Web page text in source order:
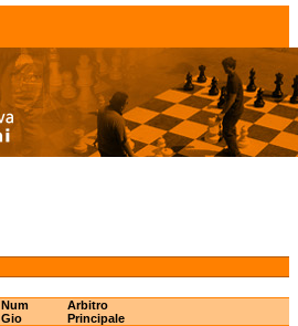
Num
Gio
Arbitro
Principale